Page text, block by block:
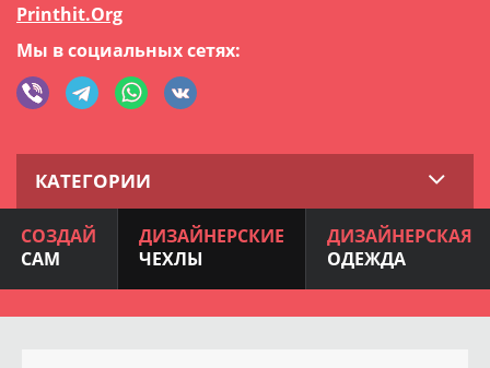
Printhit.Org
Мы в социальных сетях:
КАТЕГОРИИ
СОЗДАЙ
САМ
ДИЗАЙНЕРСКИЕ
ЧЕХЛЫ
ДИЗАЙНЕРСКАЯ
ОДЕЖДА